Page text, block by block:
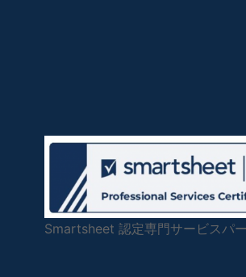
Smartsheet 認定専門サービスパ